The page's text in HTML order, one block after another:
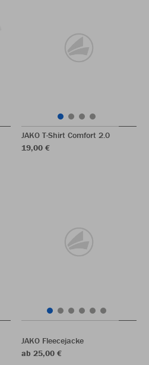
JAKO T-Shirt Comfort 2.0
19,00 €
JAKO Fleecejacke
ab 25,00 €